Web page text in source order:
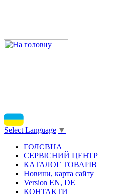
Select Language ▼
ГОЛОВНА
СЕРВІСНИЙ ЦЕНТР
КАТАЛОГ ТОВАРІВ
Новини, карта сайту
Version EN, DE
КОНТАКТИ